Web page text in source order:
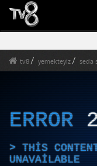
tv8 yemekteyiz seda
ERROR
THIS
UNAVAILABLE